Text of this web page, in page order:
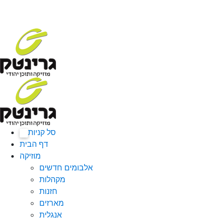
סל קניות
דף הבית
מוזיקה
אלבומים חדשים
מקהלות
חזנות
מארזים
אנגלית